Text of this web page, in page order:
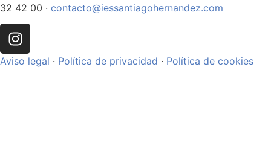
32 42 00 · contacto@iessantiagohernandez.com
Aviso legal · Política de privacidad · Política de cookies